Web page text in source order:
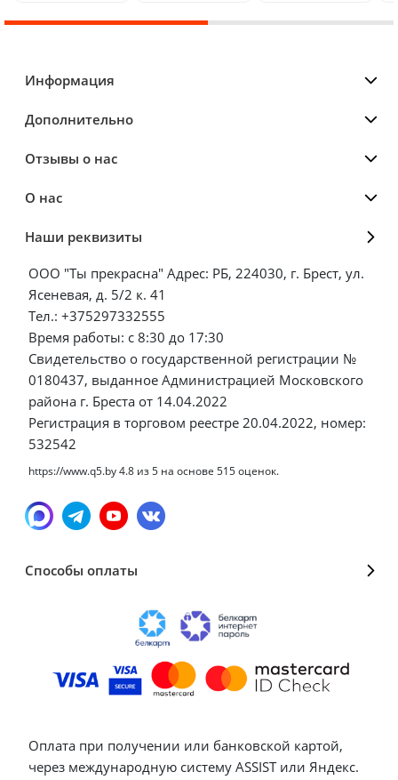
Информация
Дополнительно
Отзывы о нас
О нас
Наши реквизиты
ООО "Ты прекрасна" Адрес: РБ, 224030, г. Брест, ул.
Ясеневая, д. 5/2 к. 41
Тел.: +375297332555
Время работы: с 8:30 до 17:30
Свидетельство о государственной регистрации №
0180437, выданное Администрацией Московского
района г. Бреста от 14.04.2022
Регистрация в торговом реестре 20.04.2022, номер:
532542
https://www.q5.by4.8 из5 на основе 515оценок.
Способы оплаты
Оплата при получении или банковской картой,
через международную систему ASSIST или Яндекс.